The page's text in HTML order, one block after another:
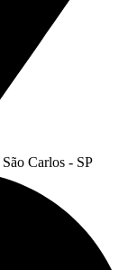
Carlos - SP